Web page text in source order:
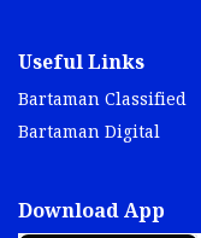
Useful Links
Bartaman Classified
Bartaman Digital
Download App